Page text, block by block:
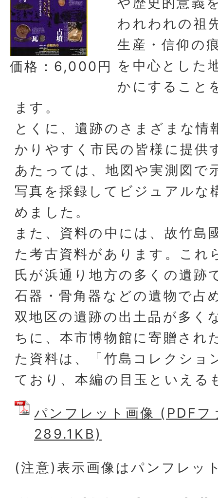
価格：6,000円
われわれの祖
生産・信仰の
を中心とした
かにすること
ます。
とくに、遺跡のさまざまな情
かりやすく市民の皆様に提供
あたっては、地図や実測図で
写真を採録してビジュアルな
めました。
また、資料の中には、故竹島
た考古資料があります。これ
氏が浜通り地方の多くの遺跡
石器・骨角器などの遺物で占
双地区の遺跡の出土品が多く
ちに、本市博物館に寄贈され
た資料は、「竹島コレクショ
ており、本編の目玉といえる
パンフレット画像 (PDFフ
289.1KB)
(注意)表示画像はパンフレッ